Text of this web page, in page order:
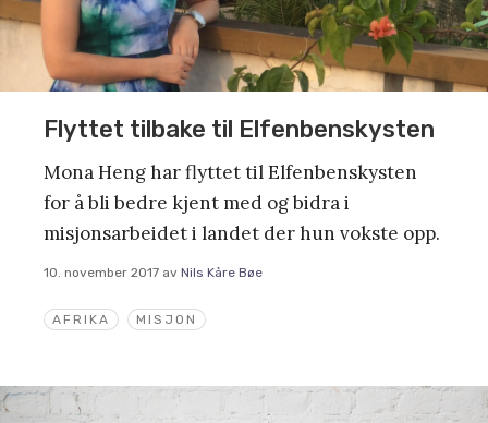
AFRIKA MISJON
Flyttet tilbake til Elfenbenskysten
Mona Heng har flyttet til Elfenbenskysten
for å bli bedre kjent med og bidra i
misjonsarbeidet i landet der hun vokste opp.
10. november 2017 av Nils Kåre Bøe